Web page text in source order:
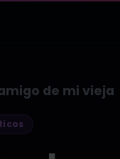
de mi vieja